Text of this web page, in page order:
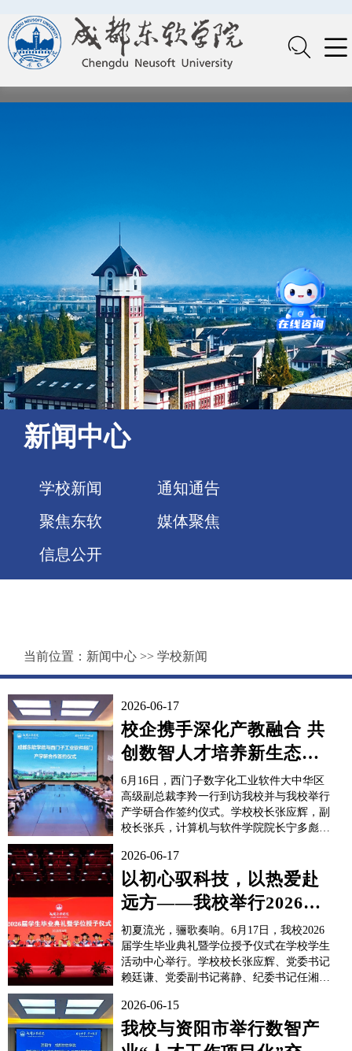
新闻中心
学校新闻
通知通告
聚焦东软
媒体聚焦
信息公开
当前位置： 新闻中心 >> 学校新闻
2026-06-17
校企携手深化产教融合 共
创数智人才培养新生态
——学校与西门子数字化
工业软件举行...
6月16日，西门子数字化工业软件大中华区
高级副总裁李羚一行到访我校并与我校举行
产学研合作签约仪式。学校校长张应辉，副
校长张兵，计算机与软件学院院长宁多彪，
务管理学院院长赵媛媛出席仪式。仪式前，
李羚高级副总裁一行实地参观了我校实验实
训中心，了解我校产教融合实践以及科研平
台等方面的建设成果。来...
2026-06-17
以初心驭科技，以热爱赴
远方——我校举行2026届
学生毕业典礼暨学位授予
仪式
初夏流光，骊歌奏响。6月17日，我校2026
届学生毕业典礼暨学位授予仪式在学校学生
活动中心举行。学校校长张应辉、党委书记
赖廷谦、党委副书记蒋静、纪委书记任湘
利明、财务总监柳建春出席毕业典礼，各学
院、部门负责人，2026届毕业生代表，教师
代表及家长代表齐聚一堂，共同见证全体毕
2026-06-15
我校与资阳市举行数智产